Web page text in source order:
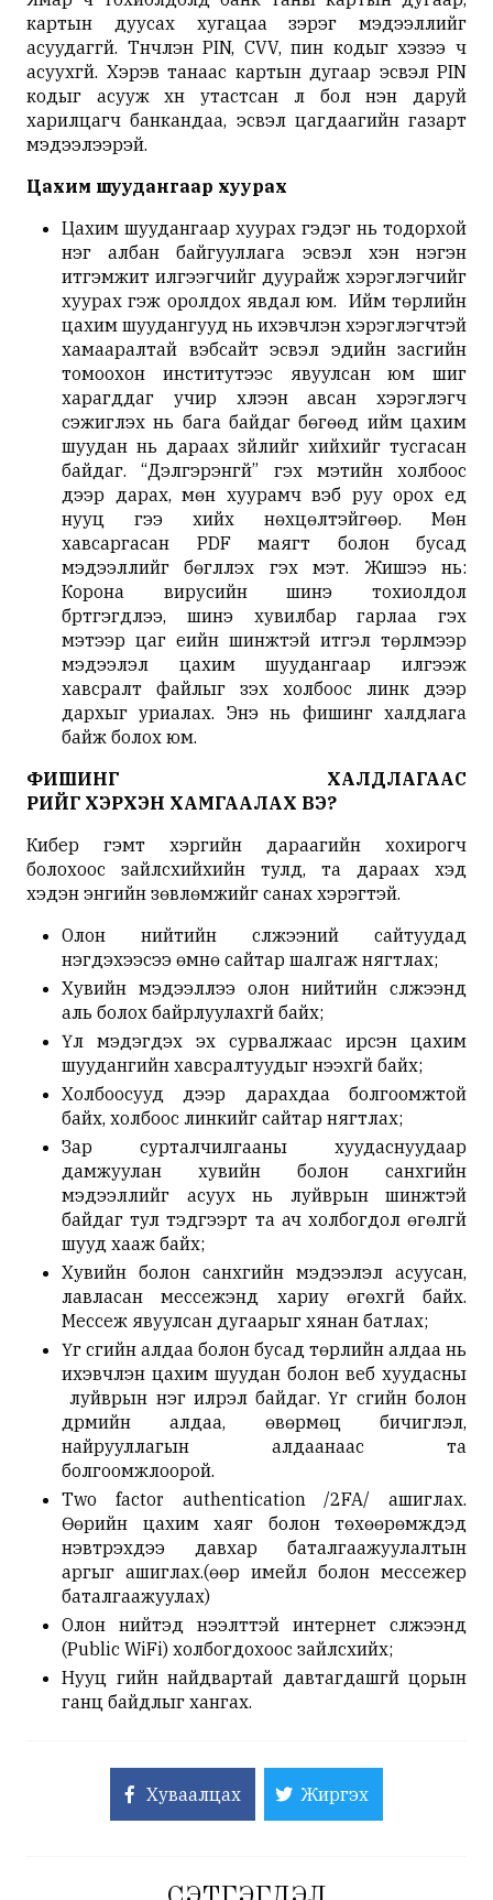
картын дуусах хугацаа зэрэг мэдээллийг
асуудаггүй. Түүнчлэн PIN, CVV, пин кодыг хэзээ ч
асуухгүй. Хэрэв танаас картын дугаар эсвэл PIN
кодыг асууж хүн утастсан л бол нэн даруй
харилцагч банкандаа, эсвэл цагдаагийн газарт
мэдээлээрэй.
Цахим шуудангаар хуурах
Цахим шуудангаар хуурах гэдэг нь тодорхой
нэг албан байгууллага эсвэл хэн нэгэн
итгэмжит илгээгчийг дуурайж хэрэглэгчийг
хуурах гэж оролдох явдал юм. Ийм төрлийн
цахим шуудангууд нь ихэвчлэн хэрэглэгчтэй
хамааралтай вэбсайт эсвэл эдийн засгийн
томоохон институтээс явуулсан юм шиг
харагддаг учир хүлээн авсан хэрэглэгч
сэжиглэх нь бага байдаг бөгөөд ийм цахим
шуудан нь дараах зүйлийг хийхийг тусгасан
байдаг. “Дэлгэрэнгүй” гэх мэтийн холбоос
дээр дарах, мөн хуурамч вэб руу орох үед
нууц үгээ хийх нөхцөлтэйгөөр. Мөн
хавсаргасан PDF маягт болон бусад
мэдээллийг бөглүүлэх гэх мэт. Жишээ нь:
Корона вирусийн шинэ тохиолдол
бүртгэгдлээ, шинэ хувилбар гарлаа гэх
мэтээр цаг үеийн шинжтэй итгэл төрүүлмээр
мэдээлэл цахим шуудангаар илгээж
хавсралт файлыг үзэх холбоос линк дээр
дархыг уриалах. Энэ нь фишинг халдлага
байж болох юм.
ФИШИНГ ХАЛДЛАГААС
ӨӨРИЙГӨӨ ХЭРХЭН ХАМГААЛАХ ВЭ?
Кибер гэмт хэргийн дараагийн хохирогч
болохоос зайлсхийхийн тулд, та дараах хэд
хэдэн энгийн зөвлөмжийг санах хэрэгтэй.
Олон нийтийн сүлжээний сайтуудад
нэгдэхээсээ өмнө сайтар шалгаж нягтлах;
Хувийн мэдээллээ олон нийтийн сүлжээнд
аль болох байрлуулахгүй байх;
Үл мэдэгдэх эх сурвалжаас ирсэн цахим
шуудангийн хавсралтуудыг нээхгүй байх;
Холбоосууд дээр дарахдаа болгоомжтой
байх, холбоос линкийг сайтар нягтлах;
Зар сурталчилгааны хуудаснуудаар
дамжуулан хувийн болон санхүүгийн
мэдээллийг асуух нь луйврын шинжтэй
байдаг тул тэдгээрт та ач холбогдол өгөлгүй
шууд хааж байх;
Хувийн болон санхүүгийн мэдээлэл асуусан,
лавласан мессежэнд хариу өгөхгүй байх.
Мессеж явуулсан дугаарыг хянан батлах;
Үг үсгийн алдаа болон бусад төрлийн алдаа нь
ихэвчлэн цахим шуудан болон веб хуудасны
луйврын нэг илрэл байдаг. Үг үсгийн болон
дүрмийн алдаа, өвөрмөц бичиглэл,
найрууллагын алдаанаас та
болгоомжлоорой.
Two factor authentication /2FA/ ашиглах.
Өөрийн цахим хаяг болон төхөөрөмжүүдэд
нэвтрэхдээ давхар баталгаажуулалтын
аргыг ашиглах.(өөр имейл болон мессежер
баталгаажуулах)
Олон нийтэд нээлттэй интернет сүлжээнд
(Public WiFi) холбогдохоос зайлсхийх;
Нууц үгийн найдвартай давтагдашгүй цорын
ганц байдлыг хангах.
Хуваалцах Жиргэх